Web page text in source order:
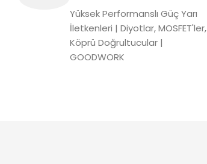
Yüksek Performanslı Güç Yarı
İletkenleri | Diyotlar, MOSFET'ler,
Köprü Doğrultucular |
GOODWORK